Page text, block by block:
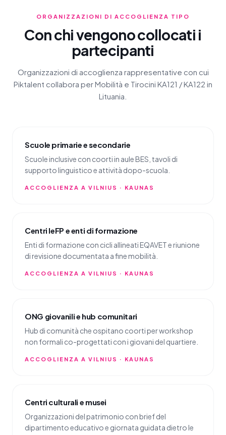
ORGANIZZAZIONI DI ACCOGLIENZA TIPO
Con chi vengono collocati i
partecipanti
Organizzazioni di accoglienza rappresentative con cui
Piktalent collabora per Mobilità e Tirocini KA121 / KA122 in
Lituania.
Scuole primarie e secondarie
Scuole inclusive con coorti in aule BES, tavoli di
supporto linguistico e attività dopo-scuola.
ACCOGLIENZA A VILNIUS · KAUNAS
Centri IeFP e enti di formazione
Enti di formazione con cicli allineati EQAVET e riunione
di revisione documentata a fine mobilità.
ACCOGLIENZA A VILNIUS · KAUNAS
ONG giovanili e hub comunitari
Hub di comunità che ospitano coorti per workshop
non formali co-progettati con i giovani del quartiere.
ACCOGLIENZA A VILNIUS · KAUNAS
Centri culturali e musei
Organizzazioni del patrimonio con brief del
dipartimento educativo e giornata guidata dietro le